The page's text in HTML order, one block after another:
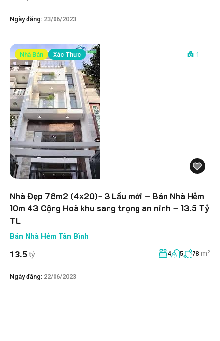
Ngày đăng: 23/06/2023
Nhà Bán Xác Thực 1
Nhà Đẹp 78m2 (4×20)- 3 Lầu mới – Bán Nhà Hẻm
10m 43 Cộng Hoà khu sang trọng an ninh – 13.5 Tỷ
TL
Bán Nhà Hẻm Tân Bình
13.5 tỷ 4 5 78 m²
Ngày đăng: 22/06/2023